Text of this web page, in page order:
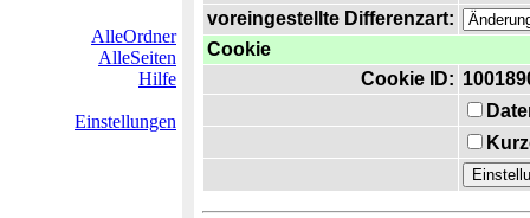
AlleOrdner
AlleSeiten
Hilfe
Einstellungen
voreingestellte Differenzart:
Cookie
Cookie ID: